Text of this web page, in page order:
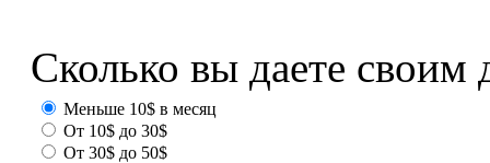
Сколько вы даете своим
Меньше 10$ в месяц
От 10$ до 30$
От 30$ до 50$